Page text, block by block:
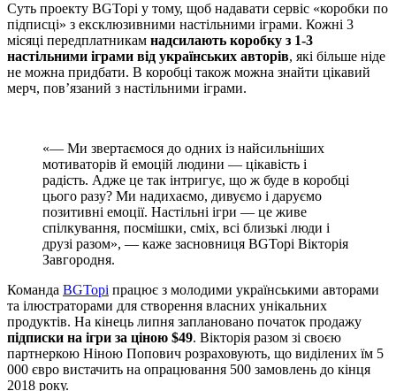
Суть проекту BGTopi у тому, щоб надавати сервіс «коробки по
підписці» з ексклюзивними настільними іграми. Кожні 3
місяці передплатникам надсилають коробку з 1-3
настільними іграми від українських авторів, які більше ніде
не можна придбати. В коробці також можна знайти цікавий
мерч, пов’язаний з настільними іграми.
«— Ми звертаємося до одних із найсильніших
мотиваторів й емоцій людини — цікавість і
радість. Адже це так інтригує, що ж буде в коробці
цього разу? Ми надихаємо, дивуємо і даруємо
позитивні емоції. Настільні ігри — це живе
спілкування, посмішки, сміх, всі близькі люди і
друзі разом», — каже засновниця BGTopi Вікторія
Завгородня.
Команда BGTopi працює з молодими українськими авторами
та ілюстраторами для створення власних унікальних
продуктів. На кінець липня заплановано початок продажу
підписки на ігри за ціною $49. Вікторія разом зі своєю
партнеркою Ніною Попович розраховують, що виділених їм 5
000 євро вистачить на опрацювання 500 замовлень до кінця
2018 року.